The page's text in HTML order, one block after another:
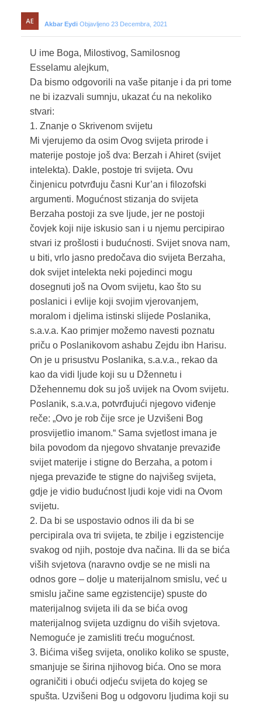
Akbar Eydi Objavljeno 23 Decembra, 2021
U ime Boga, Milostivog, Samilosnog
Esselamu alejkum,
Da bismo odgovorili na vaše pitanje i da pri tome
ne bi izazvali sumnju, ukazat ću na nekoliko
stvari:
1. Znanje o Skrivenom svijetu
Mi vjerujemo da osim Ovog svijeta prirode i
materije postoje još dva: Berzah i Ahiret (svijet
intelekta). Dakle, postoje tri svijeta. Ovu
činjenicu potvrđuju časni Kur’an i filozofski
argumenti. Mogućnost stizanja do svijeta
Berzaha postoji za sve ljude, jer ne postoji
čovjek koji nije iskusio san i u njemu percipirao
stvari iz prošlosti i budućnosti. Svijet snova nam,
u biti, vrlo jasno predočava dio svijeta Berzaha,
dok svijet intelekta neki pojedinci mogu
dosegnuti još na Ovom svijetu, kao što su
poslanici i evlije koji svojim vjerovanjem,
moralom i djelima istinski slijede Poslanika,
s.a.v.a. Kao primjer možemo navesti poznatu
priču o Poslanikovom ashabu Zejdu ibn Harisu.
On je u prisustvu Poslanika, s.a.v.a., rekao da
kao da vidi ljude koji su u Džennetu i
Džehennemu dok su još uvijek na Ovom svijetu.
Poslanik, s.a.v.a, potvrđujući njegovo viđenje
reče: „Ovo je rob čije srce je Uzvišeni Bog
prosvijetlio imanom.“ Sama svjetlost imana je
bila povodom da njegovo shvatanje prevaziđe
svijet materije i stigne do Berzaha, a potom i
njega prevaziđe te stigne do najvišeg svijeta,
gdje je vidio budućnost ljudi koje vidi na Ovom
svijetu.
2. Da bi se uspostavio odnos ili da bi se
percipirala ova tri svijeta, te zbilje i egzistencije
svakog od njih, postoje dva načina. Ili da se bića
viših svjetova (naravno ovdje se ne misli na
odnos gore – dolje u materijalnom smislu, već u
smislu jačine same egzistencije) spuste do
materijalnog svijeta ili da se bića ovog
materijalnog svijeta uzdignu do viših svjetova.
Nemoguće je zamisliti treću mogućnost.
3. Bićima višeg svijeta, onoliko koliko se spuste,
smanjuje se širina njihovog bića. Ono se mora
ograničiti i obući odjeću svijeta do kojeg se
spušta. Uzvišeni Bog u odgovoru ljudima koji su